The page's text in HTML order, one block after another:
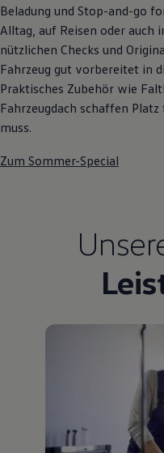
Beladung und Stop-and-go
Alltag, auf Reisen oder auch
nützlichen Checks und
Fahrzeug gut vorbereitet in
Praktisches Zubehör wie
Fahrzeugdach schaffen
muss.
Zum Sommer-Special